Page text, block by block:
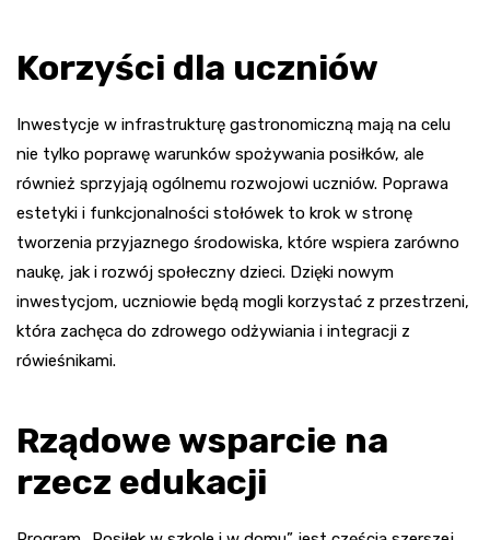
Korzyści dla uczniów
Inwestycje w infrastrukturę gastronomiczną mają na celu
nie tylko poprawę warunków spożywania posiłków, ale
również sprzyjają ogólnemu rozwojowi uczniów. Poprawa
estetyki i funkcjonalności stołówek to krok w stronę
tworzenia przyjaznego środowiska, które wspiera zarówno
naukę, jak i rozwój społeczny dzieci. Dzięki nowym
inwestycjom, uczniowie będą mogli korzystać z przestrzeni,
która zachęca do zdrowego odżywiania i integracji z
rówieśnikami.
Rządowe wsparcie na
rzecz edukacji